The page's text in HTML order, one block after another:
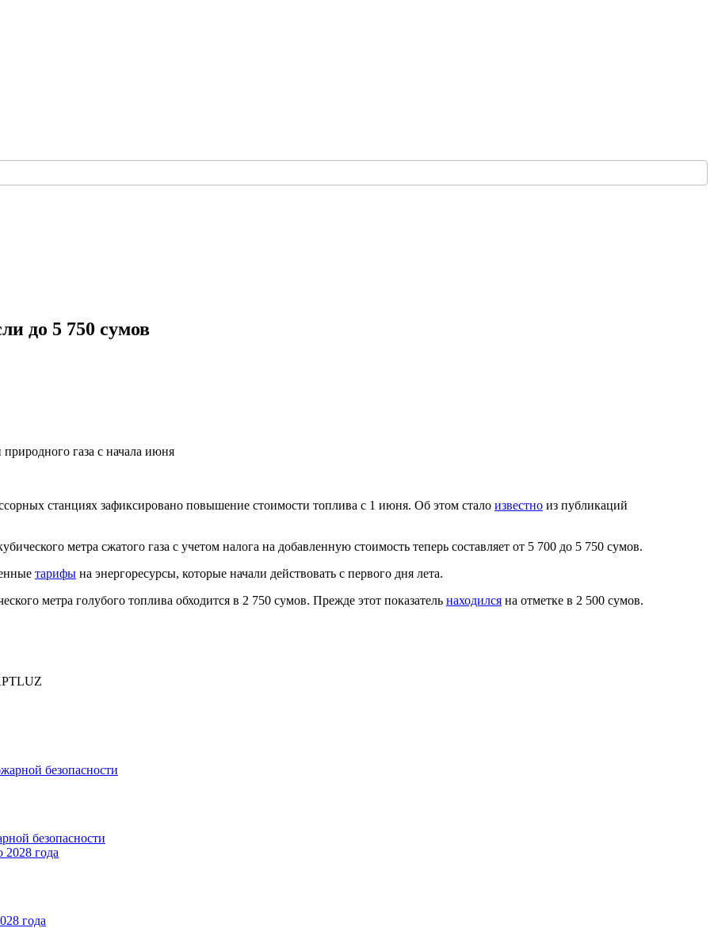
до 5 750 сумов
газа с начала июня
станциях зафиксировано повышение стоимости топлива с 1 июня. Об этом стало известно из публикаций
метра сжатого газа с учетом налога на добавленную стоимость теперь составляет от 5 700 до 5 750 сумов.
тарифы на энергоресурсы, которые начали действовать с первого дня лета.
метра голубого топлива обходится в 2 750 сумов. Прежде этот показатель находился на отметке в 2 500 сумов.
безопасности
года